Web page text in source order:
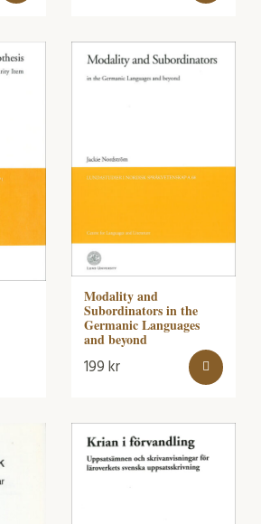
Modality and
Subordinators in the
Germanic Languages
and beyond
199kr